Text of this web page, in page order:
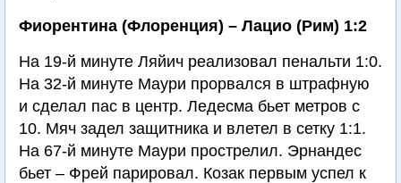
Фиорентина (Флоренция) – Лацио (Рим) 1:2
На 19-й минуте Ляйич реализовал пенальти 1:0.
На 32-й минуте Маури прорвался в штрафную
и сделал пас в центр. Ледесма бьет метров с
10. Мяч задел защитника и влетел в сетку 1:1.
На 67-й минуте Маури прострелил. Эрнандес
бьет – Фрей парировал. Козак первым успел к